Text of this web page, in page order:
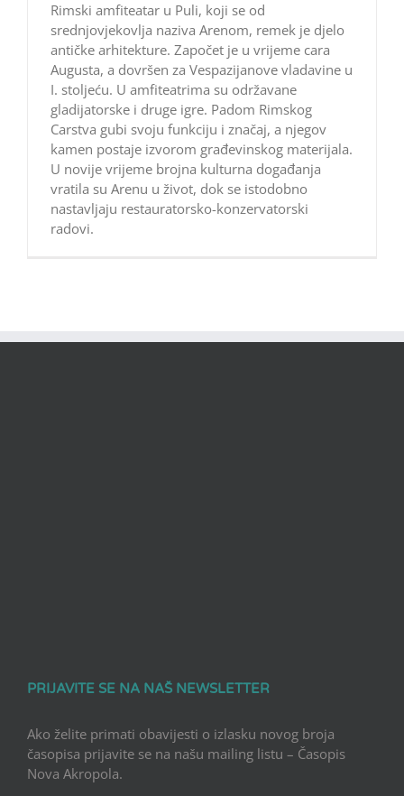
Rimski amfiteatar u Puli, koji se od
srednjovjekovlja naziva Arenom, remek je djelo
antičke arhitekture. Započet je u vrijeme cara
Augusta, a dovršen za Vespazijanove vladavine u
I. stoljeću. U amfiteatrima su održavane
gladijatorske i druge igre. Padom Rimskog
Carstva gubi svoju funkciju i značaj, a njegov
kamen postaje izvorom građevinskog materijala.
U novije vrijeme brojna kulturna događanja
vratila su Arenu u život, dok se istodobno
nastavljaju restauratorsko-konzervatorski
radovi.
PRIJAVITE SE NA NAŠ NEWSLETTER
Ako želite primati obavijesti o izlasku novog broja
časopisa prijavite se na našu mailing listu – Časopis
Nova Akropola.